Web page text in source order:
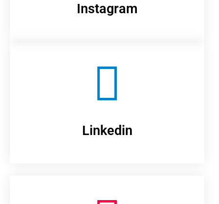
Instagram
Linkedin